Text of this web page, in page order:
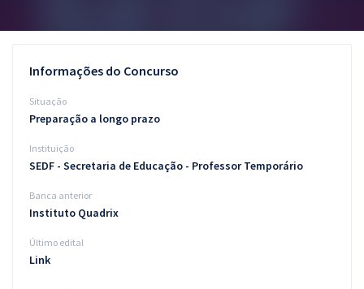
Questões grátis
Blog
Aprovados
Atendimento
Informações do Concurso
Situação
Preparação a longo prazo
Instituição
SEDF - Secretaria de Educação - Professor Temporário
Banca anterior
Instituto Quadrix
Último edital
Link